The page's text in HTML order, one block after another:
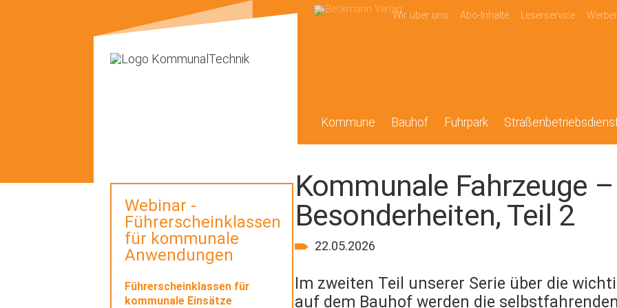
Wir über uns Abo-Inhalte Leserservice
Kommune Bauhof Fuhrpark
Kommunale Fahrzeuge
Besonderheiten, Teil 2
22.05.2026
Im zweiten Teil unserer Serie über die
auf dem Bauhof werden die
Webinar -
Führerscheinklassen
für kommunale
Anwendungen
Führerscheinklassen für
kommunale Einsätze